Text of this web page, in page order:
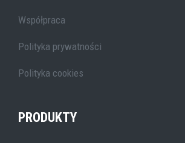
Współpraca
Polityka prywatności
Polityka cookies
PRODUKTY